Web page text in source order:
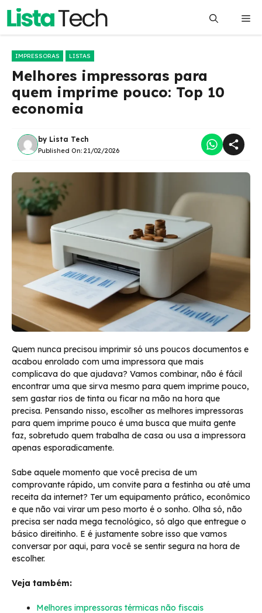
Pular
o
IMPRESSORAS LISTAS
Melhores impressoras para
quem imprime pouco: Top 10
economia
by Lista Tech
Published On: 21/02/2026
Quem nunca precisou imprimir só uns poucos documentos e
acabou enrolado com uma impressora que mais
complicava do que ajudava? Vamos combinar, não é fácil
encontrar uma que sirva mesmo para quem imprime pouco,
sem gastar rios de tinta ou ficar na mão na hora que
precisa. Pensando nisso, escolher as melhores impressoras
para quem imprime pouco é uma busca que muita gente
faz, sobretudo quem trabalha de casa ou usa a impressora
apenas esporadicamente.
Sabe aquele momento que você precisa de um
comprovante rápido, um convite para a festinha ou até uma
receita da internet? Ter um equipamento prático, econômico
e que não vai virar um peso morto é o sonho. Olha só, não
precisa ser nada mega tecnológico, só algo que entregue o
básico direitinho. E é justamente sobre isso que vamos
conversar por aqui, para você se sentir segura na hora de
escolher.
Veja também:
Melhores impressoras térmicas não fiscais